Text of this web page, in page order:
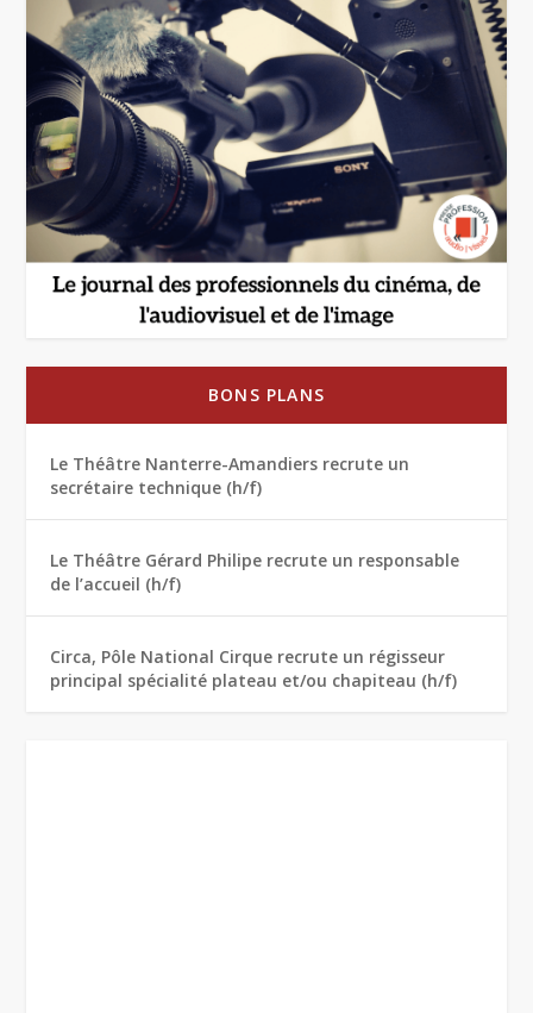
BONS PLANS
Le Théâtre Nanterre-Amandiers recrute un
secrétaire technique (h/f)
Le Théâtre Gérard Philipe recrute un responsable
de l’accueil (h/f)
Circa, Pôle National Cirque recrute un régisseur
principal spécialité plateau et/ou chapiteau (h/f)